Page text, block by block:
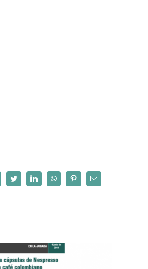
TwitterLinkedInWhatsAppPinterestCorreo
electrónico